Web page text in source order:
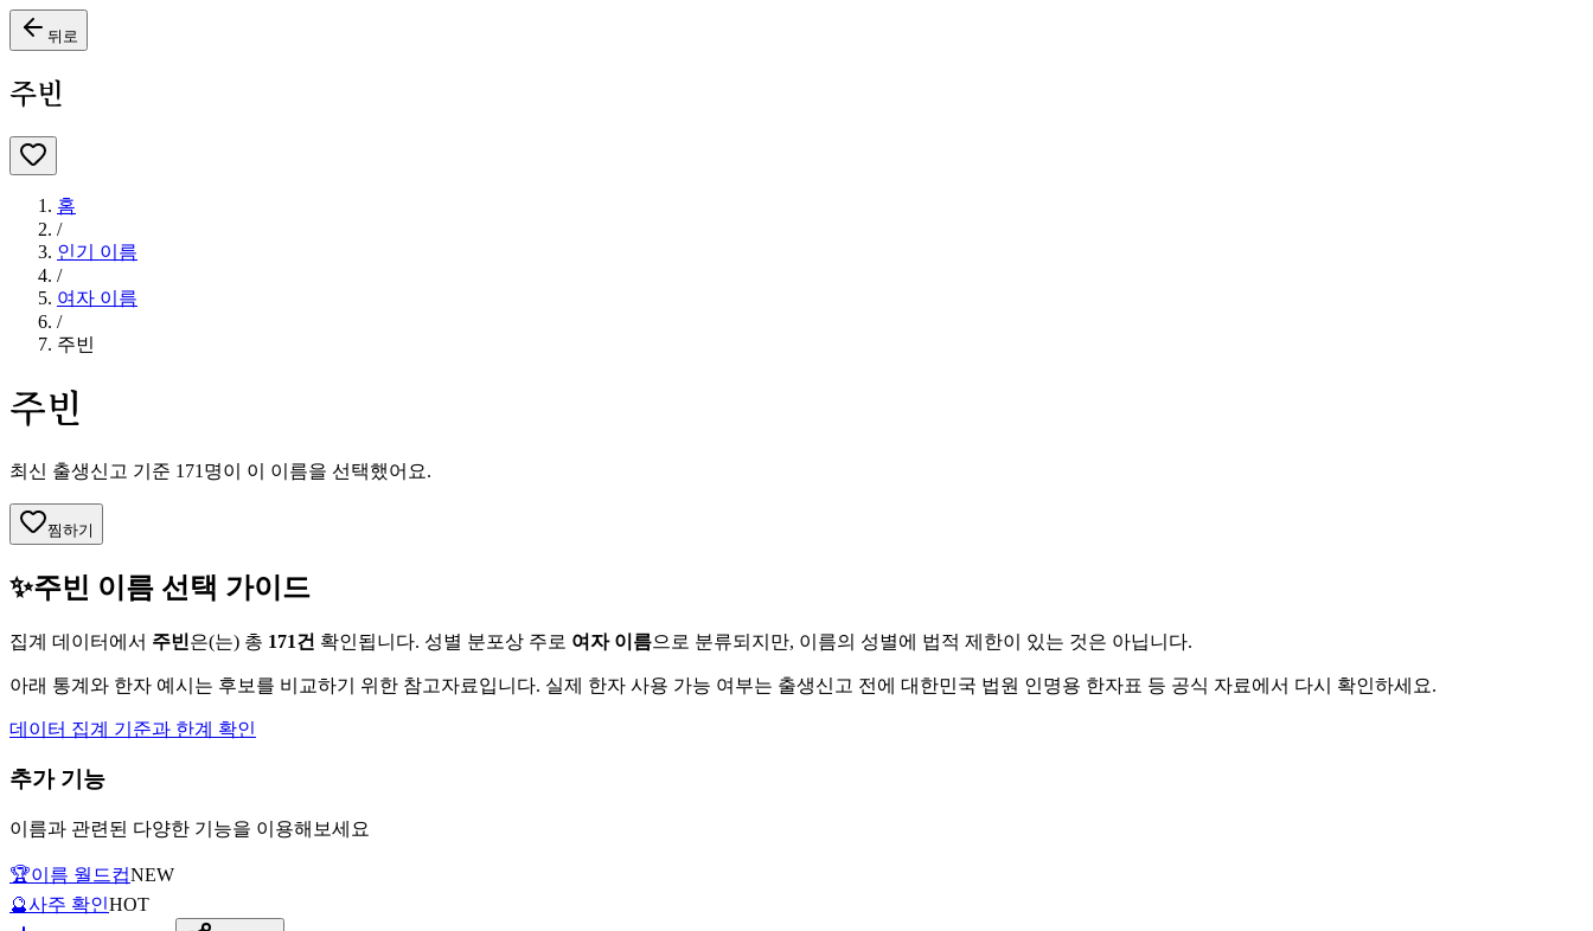
뒤로
주빈
홈
/
인기 이름
/
여자 이름
/
주빈
주빈
최신 출생신고 기준 171 명이 이 이름을 선택했어요.
찜하기
✨주빈 이름 선택 가이드
집계 데이터에서 주빈은(는) 총 171건 확인됩니다. 성별 분포상 주로 여자이름으로 분류되지만, 이름의 성별에 법적 제한이 있는 것은 아닙니다.
아래 통계와 한자 예시는 후보를 비교하기 위한 참고자료입니다. 실제 한자 사용 가능 여부는 출생신고 전에 대한민국 법원 인명용 한자표 등 공식 자료에서 다시 확인하세요.
데이터 집계 기준과 한계 확인
추가 기능
이름과 관련된 다양한 기능을 이용해보세요
🏆이름 월드컵NEW
🔮사주 확인HOT